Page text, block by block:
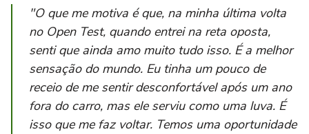
"O que me motiva é que, na minha última volta
no Open Test, quando entrei na reta oposta,
senti que ainda amo muito tudo isso. É a melhor
sensação do mundo. Eu tinha um pouco de
receio de me sentir desconfortável após um ano
fora do carro, mas ele serviu como uma luva. É
isso que me faz voltar. Temos uma oportunidade